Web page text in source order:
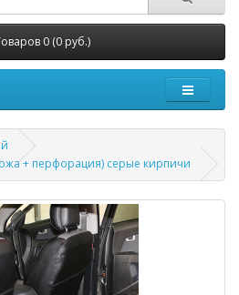
0 (0 руб.)
+ перфорация) серые кирпичи